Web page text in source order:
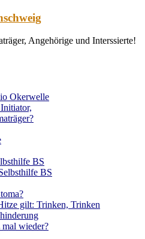
Angehörige und Interssierte!
Okerwelle
BS
BS
gilt: Trinken, Trinken
wieder?